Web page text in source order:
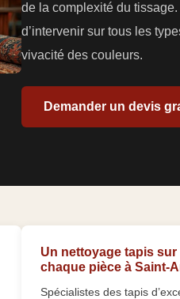
de la complexité du
d’intervenir sur tous les
vivacité des couleurs.
Demander un devis
Un nettoyage tapis
chaque pièce à Saint-
Spécialistes des tapis